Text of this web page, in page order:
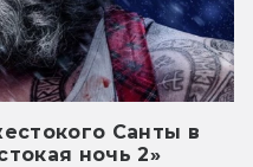
Санты в
ночь 2»